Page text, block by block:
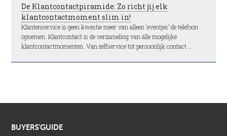
De Klantcontactpiramide: Zo richt jij elk
klantcontactmoment slim in!
Klantenservice is geen kwestie meer van alleen ‘eventjes’ de telefoon
opnemen. Klantcontact is de verzameling van álle mogelijke
klantcontactmomenten. Van zelfservice tot persoonlijk contact …
BUYERS’GUIDE